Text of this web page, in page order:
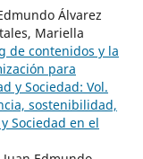
Álvarez
Mariella
de contenidos y la
para
y Sociedad: Vol.
sostenibilidad,
Sociedad en el